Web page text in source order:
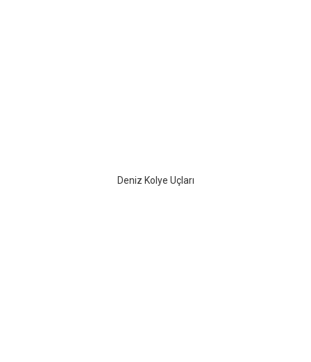
Deniz Kolye Uçları